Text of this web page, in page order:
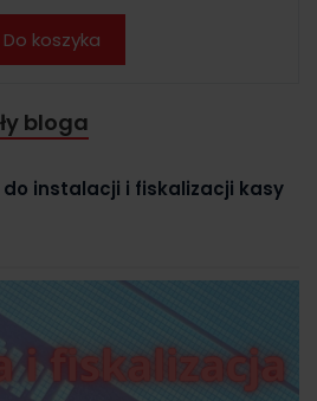
Do koszyka
bloga
instalacji i fiskalizacji kasy